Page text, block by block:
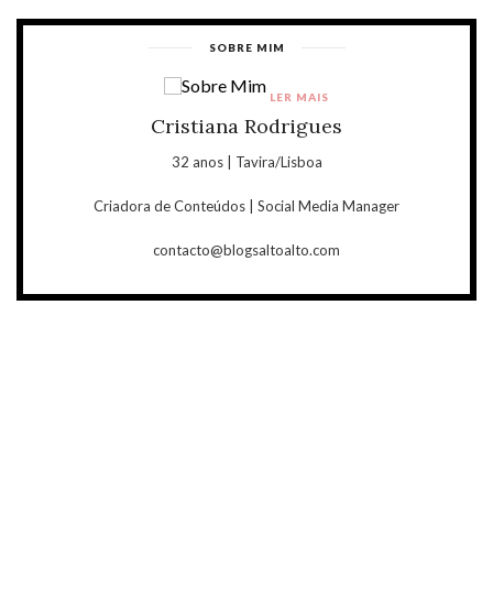
SOBRE MIM
Cristiana Rodrigues
32 anos | Tavira/Lisboa
Criadora de Conteúdos | Social Media Manager
contacto@blogsaltoalto.com
LER MAIS